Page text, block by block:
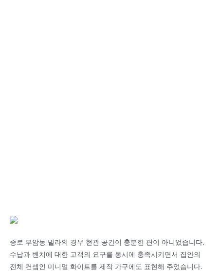
종로 부암동 빌라의 경우 현관 공간이 충분한 편이 아니었습니다.
수납과 벤치에 대한 고객의 요구를 동시에 충족시키면서 집안의
전체 컨셉인 미니멀 화이트를 제작 가구에도 표현해 주었습니다.